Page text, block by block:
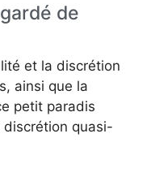
de
et la discrétion
ainsi que la
petit paradis
quasi-